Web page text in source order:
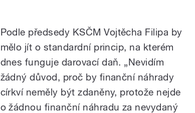
Podle předsedy KSČM Vojtěcha Filipa by
mělo jít o standardní princip, na kterém
dnes funguje darovací daň. „Nevidím
žádný důvod, proč by finanční náhrady
církví neměly být zdaněny, protože nejde
o žádnou finanční náhradu za nevydaný